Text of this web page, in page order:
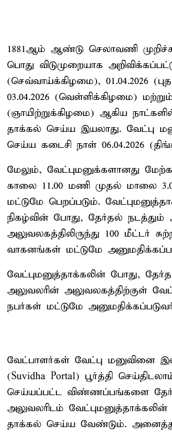
1881ஆம் ஆண்டு செலாவணி
பொது விடுமுறையாக
(செவ்வாய்க்கிழமை), 01.04.2026
03.04.2026 (வெள்ளிக்கிழமை) மற்றும்
(ஞாயிற்றுக்கிழமை) ஆகிய
தாக்கல் செய்ய இயலாது. வேட்பு
செய்ய கடைசி நாள் 06.04.2026
மேலும், வேட்புமனுக்களானது
காலை 11.00 மணி முதல் மாலை
மட்டுமே பெறப்படும்.
நிகழ்வின் போது, தேர்தல் நடத்தும்
அலுவலகத்திலிருந்து 100 மீட்டர்
வாகனங்கள் மட்டுமே
வேட்புமனுத்தாக்கலின் போது,
அலுவலரின் அலுவலகத்திற்குள்
நபர்கள் மட்டுமே
வேட்பாளர்கள் வேட்பு மனுவினை
(Suvidha Portal) பூர்த்தி
செய்யப்பட்ட விண்ணப்பங்களை
அலுவலரிடம் வேட்புமனுத்தாக்கலின்
தாக்கல் செய்ய வேண்டும்.